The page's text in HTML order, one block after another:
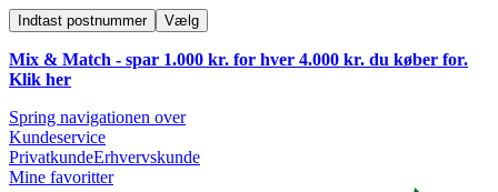
Indtast postnummer Vælg
Mix & Match - spar 1.000 kr. for hver 4.000 kr. du køber for.
Klik her
Spring navigationen over
Kundeservice
PrivatkundeErhvervskunde
Mine favoritter